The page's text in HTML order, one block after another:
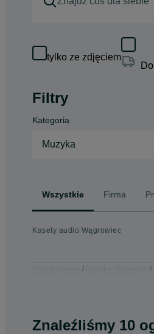
tylko ze zdjęciem
Filtry
Kategoria
Muzyka
Wszystkie Firma
Kasety audio Wągrowiec
Znaleźliśmy 10